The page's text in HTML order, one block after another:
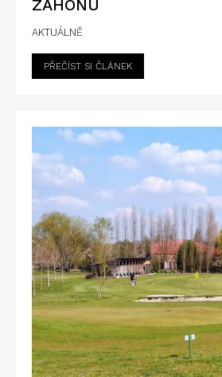
ZÁHONU
AKTUÁLNĚ
PŘEČÍST SI ČLÁNEK